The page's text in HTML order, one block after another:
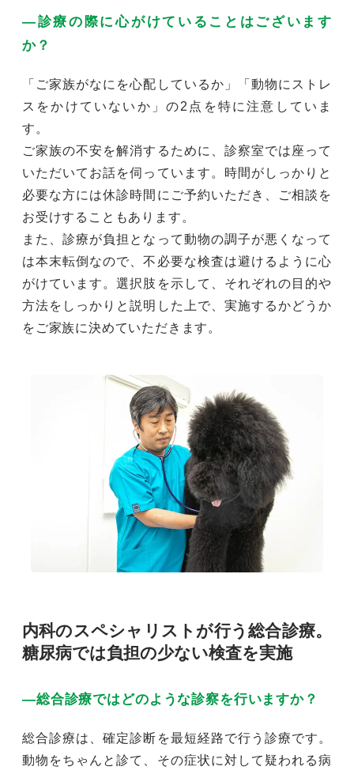
―診療の際に心がけていることはございます
か？
「ご家族がなにを心配しているか」「動物にストレ
スをかけていないか」の2点を特に注意していま
す。
ご家族の不安を解消するために、診察室では座って
いただいてお話を伺っています。時間がしっかりと
必要な方には休診時間にご予約いただき、ご相談を
お受けすることもあります。
また、診療が負担となって動物の調子が悪くなって
は本末転倒なので、不必要な検査は避けるように心
がけています。選択肢を示して、それぞれの目的や
方法をしっかりと説明した上で、実施するかどうか
をご家族に決めていただきます。
内科のスペシャリストが行う総合診療。
糖尿病では負担の少ない検査を実施
―総合診療ではどのような診察を行いますか？
総合診療は、確定診断を最短経路で行う診療です。
動物をちゃんと診て、その症状に対して疑われる病